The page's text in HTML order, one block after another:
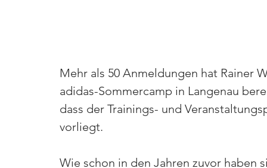
Mehr als 50 Anmeldungen hat Rainer
adidas-Sommercamp in Langenau
dass der Trainings- und
vorliegt.
Wie schon in den Jahren zuvor haben